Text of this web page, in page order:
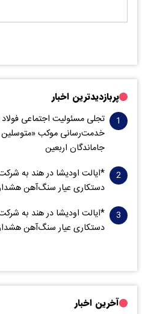
پربازدیدترین اخبار
تجلی مسئولیت اجتماعی
خدمت‌رسانی موکب
جاماندگان اربعین
*ایالت اودیشا در هند به
دستکاری عیار سنگ‌آهن
*ایالت اودیشا در هند به
دستکاری عیار سنگ‌آهن
آخرین اخبار